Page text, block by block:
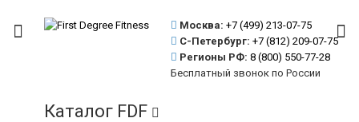
Москва: +7 (499) 213-07-75
С-Петербург: +7 (812) 209-07-75
Регионы РФ: 8 (800) 550-77-28
Бесплатный звонок по России
Каталог FDF